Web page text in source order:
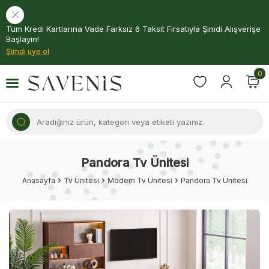
Tüm Kredi Kartlarına Vade Farksız 6 Taksit Fırsatıyla Şimdi Alışverişe
Başlayın!
Şimdi üye ol
0
Pandora Tv Ünitesi
Anasayfa Tv Ünitesi Modern Tv Ünitesi Pandora Tv Ünitesi